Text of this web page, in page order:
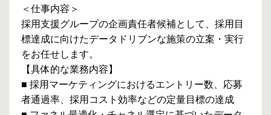
＜仕事内容＞
採用支援グループの企画責任者候補として、採用目
標達成に向けたデータドリブンな施策の立案・実行
をお任せします。
【具体的な業務内容】
■ 採用マーケティングにおけるエントリー数、応募
者通過率、採用コスト効率などの定量目標の達成